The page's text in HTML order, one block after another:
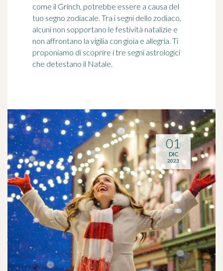
come il Grinch, potrebbe essere a causa del
tuo segno zodiacale. Tra i segni dello zodiaco,
alcuni non sopportano le festività natalizie e
non affrontano la vigilia con gioia e allegria. Ti
proponiamo di scoprire i tre segni astrologici
che detestano il Natale.
01
DIC
2023